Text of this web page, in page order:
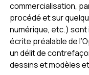
commercialisation,
procédé et sur
numérique, etc.) sont
écrite préalable de
un délit de
dessins et modèles